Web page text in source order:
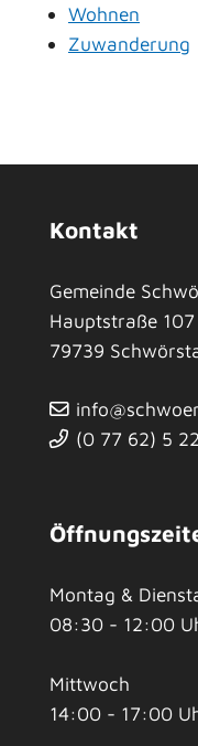
Wohnen
Zuwanderung
Kontakt
Gemeinde
Hauptstraße 107
79739
(0 77 62) 5 22
Montag &
08:30 - 12:00
Mittwoch
14:00 - 17:00